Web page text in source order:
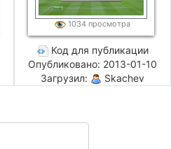
1034 просмотра
Код для публикации
Опубликовано: 2013-01-10
Загрузил:
Skachev